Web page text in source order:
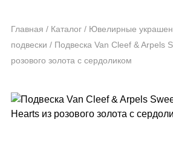
Главная / Каталог / Ювелирные
подвески / Подвеска Van Cleef & Arpels
розового золота с сердоликом